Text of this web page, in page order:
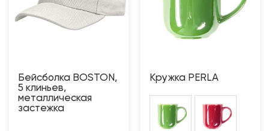
Бейсболка BOSTON,
5 клиньев,
металлическая
застежка
Кружка PERLA